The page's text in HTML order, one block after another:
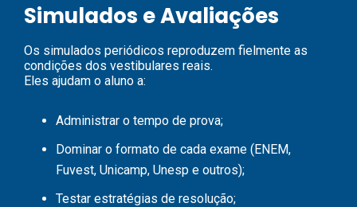
Simulados e Avaliações
Os simulados periódicos reproduzem fielmente as
condições dos vestibulares reais.
Eles ajudam o aluno a:
Administrar o tempo de prova;
Dominar o formato de cada exame (ENEM,
Fuvest, Unicamp, Unesp e outros);
Testar estratégias de resolução;